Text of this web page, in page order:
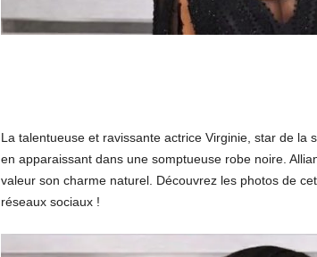
La talentueuse et ravissante actrice Virginie, star de la
en apparaissant dans une somptueuse robe noire.
valeur son charme naturel. Découvrez les photos de
réseaux sociaux !